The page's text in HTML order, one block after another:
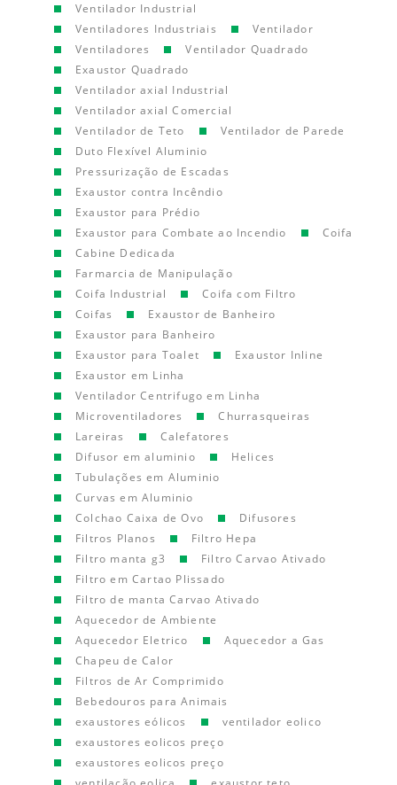
Ventilador Industrial
Ventiladores Industriais
Ventilador
Ventiladores
Ventilador Quadrado
Exaustor Quadrado
Ventilador axial Industrial
Ventilador axial Comercial
Ventilador de Teto
Ventilador de Parede
Duto Flexível Aluminio
Pressurização de Escadas
Exaustor contra Incêndio
Exaustor para Prédio
Exaustor para Combate ao Incendio
Coifa
Cabine Dedicada
Farmarcia de Manipulação
Coifa Industrial
Coifa com Filtro
Coifas
Exaustor de Banheiro
Exaustor para Banheiro
Exaustor para Toalet
Exaustor Inline
Exaustor em Linha
Ventilador Centrifugo em Linha
Microventiladores
Churrasqueiras
Lareiras
Calefatores
Difusor em aluminio
Helices
Tubulações em Aluminio
Curvas em Aluminio
Colchao Caixa de Ovo
Difusores
Filtros Planos
Filtro Hepa
Filtro manta g3
Filtro Carvao Ativado
Filtro em Cartao Plissado
Filtro de manta Carvao Ativado
Aquecedor de Ambiente
Aquecedor Eletrico
Aquecedor a Gas
Chapeu de Calor
Filtros de Ar Comprimido
Bebedouros para Animais
exaustores eólicos
ventilador eolico
exaustores eolicos preço
exaustores eolicos preço